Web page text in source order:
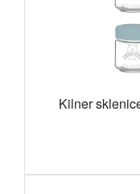
Kilner